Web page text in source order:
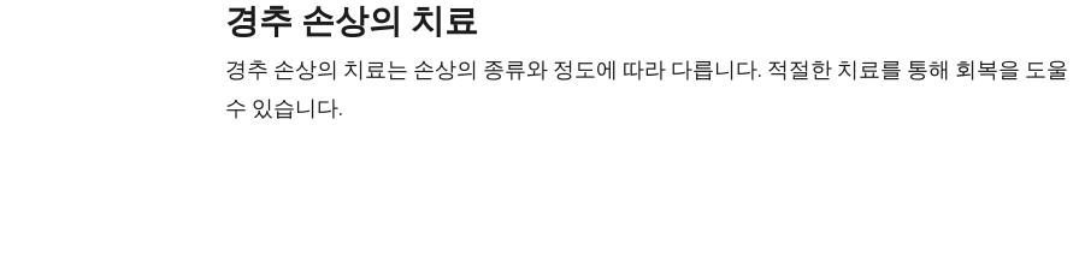
경추 손상의 치료
경추 손상의 치료는 손상의 종류와 정도에 따라 다릅니다. 적절한 치료를 통해 회복을 도울
수 있습니다.